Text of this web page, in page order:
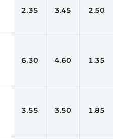
2.35 3.45 2.50
6.30 4.60 1.35
3.55 3.50 1.85